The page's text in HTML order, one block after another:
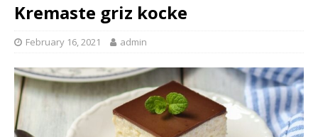
Kremaste griz kocke
February 16, 2021 admin